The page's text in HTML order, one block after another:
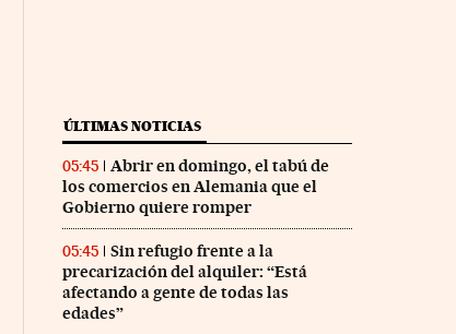
ÚLTIMAS NOTICIAS
05:45
Abrir en domingo, el tabú de
los comercios en Alemania que el
Gobierno quiere romper
05:45
Sin refugio frente a la
precarización del alquiler: “Está
afectando a gente de todas las
edades”